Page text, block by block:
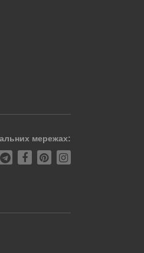
мережах: